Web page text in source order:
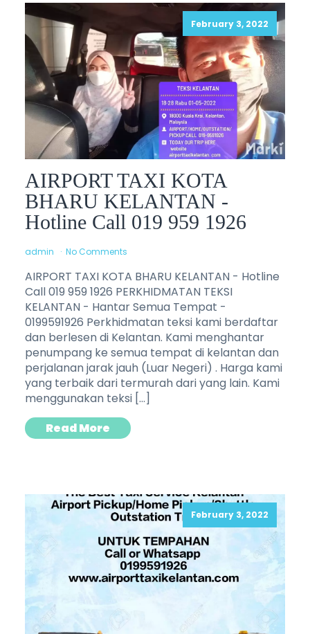
February 3, 2022
AIRPORT TAXI KOTA
BHARU KELANTAN -
Hotline Call 019 959 1926
admin No Comments
AIRPORT TAXI KOTA BHARU KELANTAN - Hotline
Call 019 959 1926 PERKHIDMATAN TEKSI
KELANTAN - Hantar Semua Tempat -
0199591926 Perkhidmatan teksi kami berdaftar
dan berlesen di Kelantan. Kami menghantar
penumpang ke semua tempat di kelantan dan
perjalanan jarak jauh (Luar Negeri) . Harga kami
yang terbaik dari termurah dari yang lain. Kami
menggunakan teksi […]
Read More
February 3, 2022